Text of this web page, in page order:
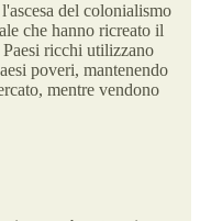
del colonialismo
che hanno ricreato il
ricchi utilizzano
poveri, mantenendo
mentre vendono